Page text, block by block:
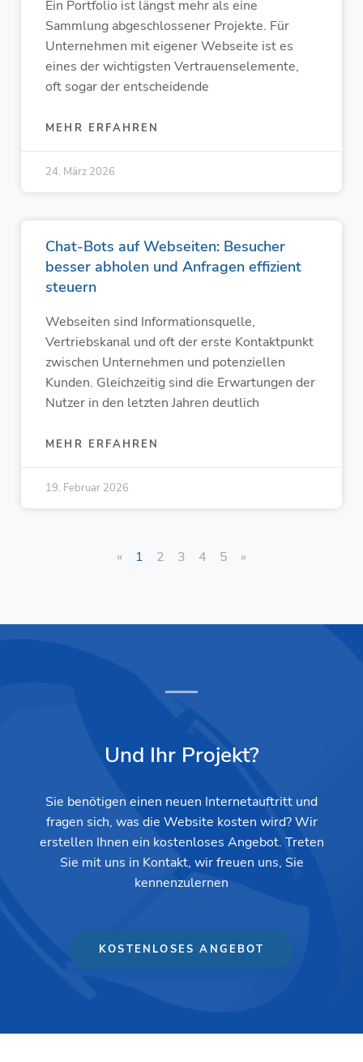
Ein Portfolio ist längst mehr als eine
Sammlung abgeschlossener Projekte. Für
Unternehmen mit eigener Webseite ist es
eines der wichtigsten Vertrauenselemente,
oft sogar der entscheidende
MEHR ERFAHREN
24. März 2026
Chat-Bots auf Webseiten: Besucher
besser abholen und Anfragen effizient
steuern
Webseiten sind Informationsquelle,
Vertriebskanal und oft der erste Kontaktpunkt
zwischen Unternehmen und potenziellen
Kunden. Gleichzeitig sind die Erwartungen der
Nutzer in den letzten Jahren deutlich
MEHR ERFAHREN
19. Februar 2026
« 1 2 3 4 5 »
Und Ihr Projekt?
Sie benötigen einen neuen Internetauftritt und
fragen sich, was die Website kosten wird? Wir
erstellen Ihnen ein kostenloses Angebot. Treten
Sie mit uns in Kontakt, wir freuen uns, Sie
kennenzulernen
KOSTENLOSES ANGEBOT